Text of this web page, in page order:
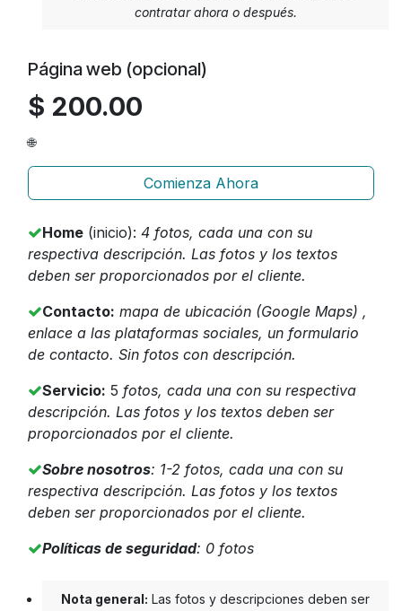
contratar ahora o después.
Página web (opcional)
$ 200.00
🌐
Comienza Ahora
Home (inicio): 4 fotos, cada una con su
respectiva descripción. Las fotos y los textos
deben ser proporcionados por el cliente.
Contacto: mapa de ubicación (Google Maps) ,
enlace a las plataformas sociales, un formulario
de contacto. Sin fotos con descripción.
Servicio: 5 fotos, cada una con su respectiva
descripción. Las fotos y los textos deben ser
proporcionados por el cliente.
Sobre nosotros: 1-2 fotos, cada una con su
respectiva descripción. Las fotos y los textos
deben ser proporcionados por el cliente.
Políticas de seguridad: 0 fotos
Nota general: Las fotos y descripciones deben ser